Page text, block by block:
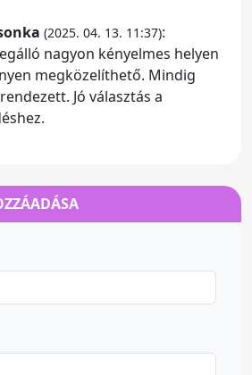
(2025. 04. 13. 11:37):
nagyon kényelmes helyen
megközelíthető. Mindig
Jó választás a